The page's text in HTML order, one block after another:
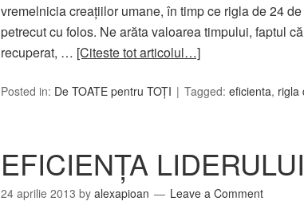
vremelnicia creaţiilor umane, în timp ce rigla de 24
petrecut cu folos. Ne arăta valoarea timpului, faptul
recuperat, … [Citeste tot articolul…]
Posted in: De TOATE pentru TOȚI Tagged: eficienta, rigla
EFICIENŢA LIDERULUI
24 aprilie 2013 by alexapioan Leave a Comment